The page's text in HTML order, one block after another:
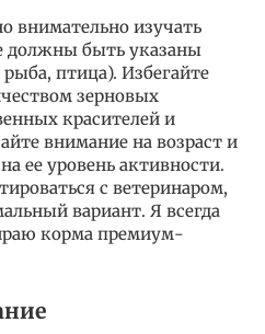
внимательно изучать
должны быть указаны
птица). Избегайте
зерновых
красителей и
внимание на возраст и
ее уровень активности.
с ветеринаром,
вариант. Я всегда
корма премиум-